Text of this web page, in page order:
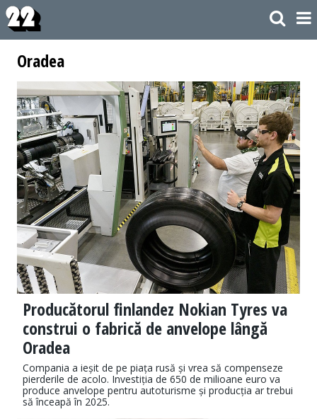
Oradea
Producătorul finlandez Nokian Tyres va
construi o fabrică de anvelope lângă
Oradea
Compania a ieșit de pe piața rusă și vrea să compenseze
pierderile de acolo. Investiția de 650 de milioane euro va
produce anvelope pentru autoturisme și producția ar trebui
să înceapă în 2025.